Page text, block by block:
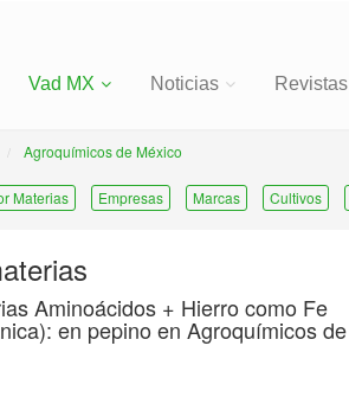
Vad MX Noticias Revistas
Agroquímicos de México
Materias Empresas Marcas Cultivos
Aminoácidos + Hierro como Fe
en pepino en Agroquímicos de